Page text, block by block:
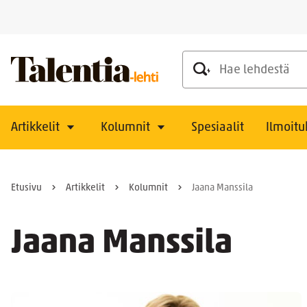
Hae lehdestä
Artikkelit Kolumnit Spesiaalit
Etusivu Artikkelit Kolumnit Jaana Manssila
Jaana Manssila